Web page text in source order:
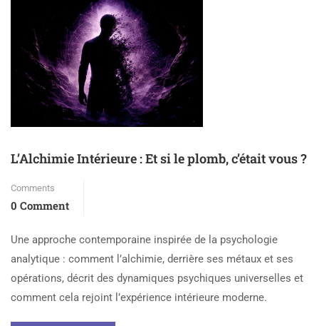
L’Alchimie Intérieure : Et si le plomb, c’était vous ?
Comments
0 Comment
Une approche contemporaine inspirée de la psychologie
analytique : comment l’alchimie, derrière ses métaux et ses
opérations, décrit des dynamiques psychiques universelles et
comment cela rejoint l’expérience intérieure moderne.